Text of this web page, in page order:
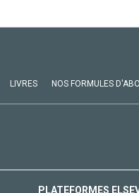
LIVRES NOS FORMULES
PLATEFORMES